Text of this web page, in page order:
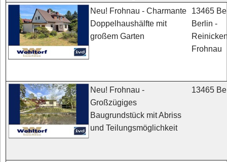
Neu! Frohnau - Charmante
Doppelhaushälfte mit
großem Garten
13465
Berlin -
Frohnau
Neu! Frohnau -
Großzügiges
Baugrundstück mit Abriss
und Teilungsmöglichkeit
13465